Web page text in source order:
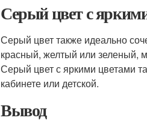
Серый цвет с
Серый цвет также идеально
красный, желтый или зеленый,
Серый цвет с яркими цветами
кабинете или детской.
Вывод